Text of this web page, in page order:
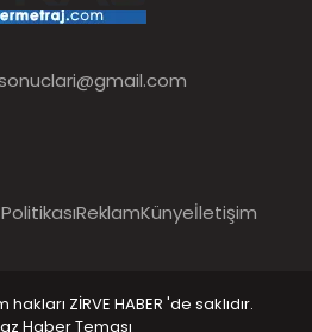
ReklamKünyeİletişim
ZİRVE HABER 'de saklıdır.
Haber Teması